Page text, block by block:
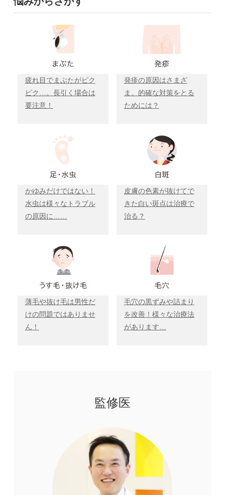
疲れ目でまぶたがピク
ピク…。長引く場合は
要注意！
発疹の原因はさまざ
ま。的確な対策をとる
ためには？
かゆみだけではない！
水虫は様々なトラブル
の原因に……
皮膚の色素が抜けてで
きた白い斑点は治療で
治る？
薄毛や抜け毛は男性だ
けの問題ではありませ
ん！
毛穴の黒ずみや詰まり
を改善！様々な治療法
があります…
監修医